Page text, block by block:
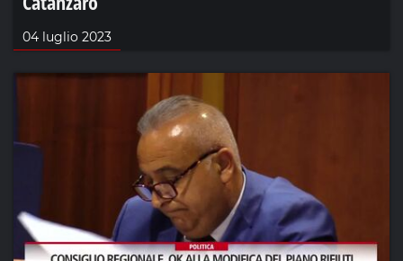
04 luglio 2023